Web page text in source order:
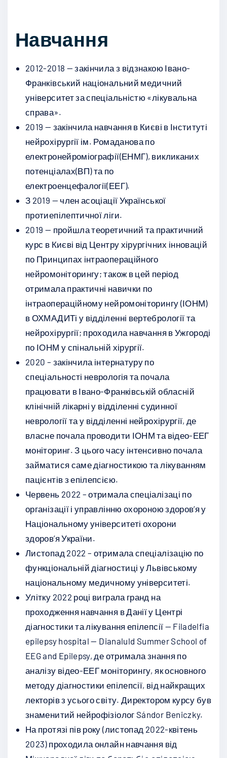
Навчання
2012-2018 — закінчила з відзнакою Івано-
Франківський національний медичний
університет за спеціальністю «лікувальна
справа».
2019 — закінчила навчання в Києві в Інституті
нейрохірургії ім. Ромаданова по
електронейроміографії(ЕНМГ), викликаних
потенціалах(ВП) та по
електроенцефалогії(ЕЕГ).
З 2019 — член асоціації Української
протиепілептичної ліги.
2019 — пройшла теоретичний та практичний
курс в Києві від Центру хірургічних інновацій
по Принципах інтраопераційного
нейромоніторингу; також в цей період
отримала практичні навички по
інтраопераційному нейромоніторингу (ІОНМ)
в ОХМАДИТі у відділенні вертебрології та
нейрохірургії; проходила навчання в Ужгороді
по ІОНМ у спінальній хірургії.
2020 – закінчила інтернатуру по
спеціальності неврологія та почала
працювати в Івано-Франківській обласній
клінічній лікарні у відділенні судинної
неврології та у відділенні нейрохірургії, де
власне почала проводити ІОНМ та відео-ЕЕГ
моніторинг. З цього часу інтенсивно почала
займатися саме діагностикою та лікуванням
пацієнтів з епілепсією.
Червень 2022 – отримала спеціалізаці по
організації і управлінню охороною здоров’я у
Національному університеті охорони
здоровʼя України.
Листопад 2022 – отримала спеціалізацію по
функціональній діагностиці у Львівському
національному медичному університеті.
Улітку 2022 році виграла гранд на
проходження навчання в Данії у Центрі
діагностики та лікування епілепсії — Filadelfia
epilepsy hospital — Dianaluld Summer School of
EEG and Epilepsy, де отримала знання по
аналізу відео-ЕЕГ моніторингу, як основного
методу діагностики епілепсії, від найкращих
лекторів з усього світу. Директором курсу був
знаменитий нейрофізіолог Sándor Beniczky.
На протязі пів року (листопад 2022-квітень
2023) проходила онлайн навчання від